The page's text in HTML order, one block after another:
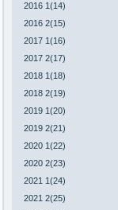
2016 1(14)
2016 2(15)
2017 1(16)
2017 2(17)
2018 1(18)
2018 2(19)
2019 1(20)
2019 2(21)
2020 1(22)
2020 2(23)
2021 1(24)
2021 2(25)